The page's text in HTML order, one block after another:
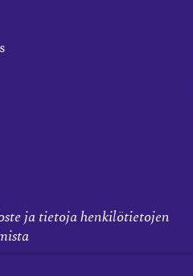
ja tietoja henkilötietojen